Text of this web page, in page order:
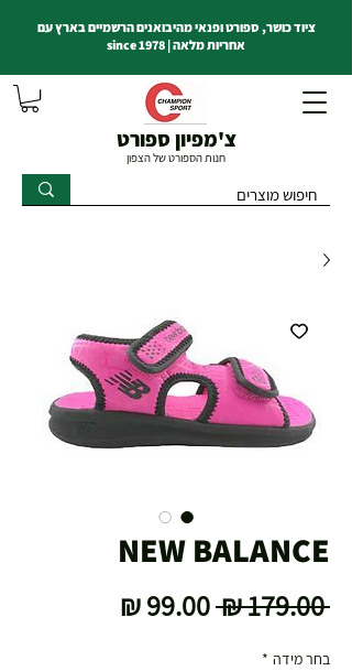
צ'מפיון ספורט
חנות הספורט של הצפון
ציוד כושר, ספורט ופנאי מהיבואנים הרשמיים בארץ עם
אחריות מלאה | since 1978
NEW BALANCE
‏179.00 ‏₪
מחיר
בחר מידה *